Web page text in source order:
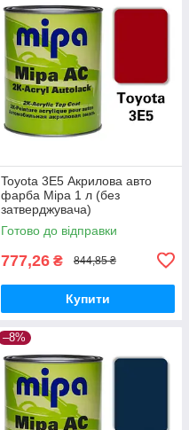
Toyota 3E5 Акрилова авто
фарба Mipa 1 л (без
затверджувача)
Готово до відправки
777,26 ₴ 844,85 ₴
Купити
–8%